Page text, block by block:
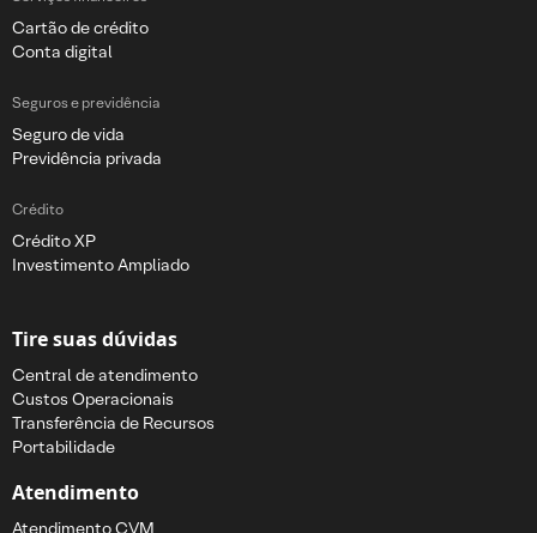
Cartão de crédito
Conta digital
Seguros e previdência
Seguro de vida
Previdência privada
Crédito
Crédito XP
Investimento Ampliado
Tire suas dúvidas
Central de atendimento
Custos Operacionais
Transferência de Recursos
Portabilidade
Atendimento
Atendimento CVM